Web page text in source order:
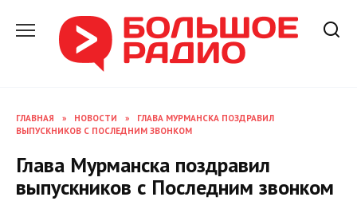
содержанию
ГЛАВНАЯ » НОВОСТИ »
ГЛАВА МУРМАНСКА ПОЗДРАВИЛ
ВЫПУСКНИКОВ С ПОСЛЕДНИМ ЗВОНКОМ
Глава Мурманска поздравил
выпускников с Последним звонком